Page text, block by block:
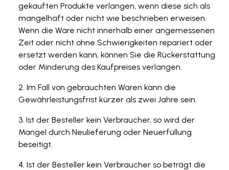
gekauften Produkte verlangen, wenn diese sich als
mangelhaft oder nicht wie beschrieben erweisen.
Wenn die Ware nicht innerhalb einer angemessenen
Zeit oder nicht ohne Schwierigkeiten repariert oder
ersetzt werden kann, können Sie die Rückerstattung
oder Minderung des Kaufpreises verlangen.
Im Fall von gebrauchten Waren kann die
Gewährleistungsfrist kürzer als zwei Jahre sein.
Ist der Besteller kein Verbraucher, so wird der
Mangel durch Neulieferung oder Neuerfüllung
beseitigt.
Ist der Besteller kein Verbraucher so beträgt die